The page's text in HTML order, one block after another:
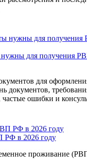
для получения
для
документов,
частые ошибки и
РФ в 2026 году
проживание